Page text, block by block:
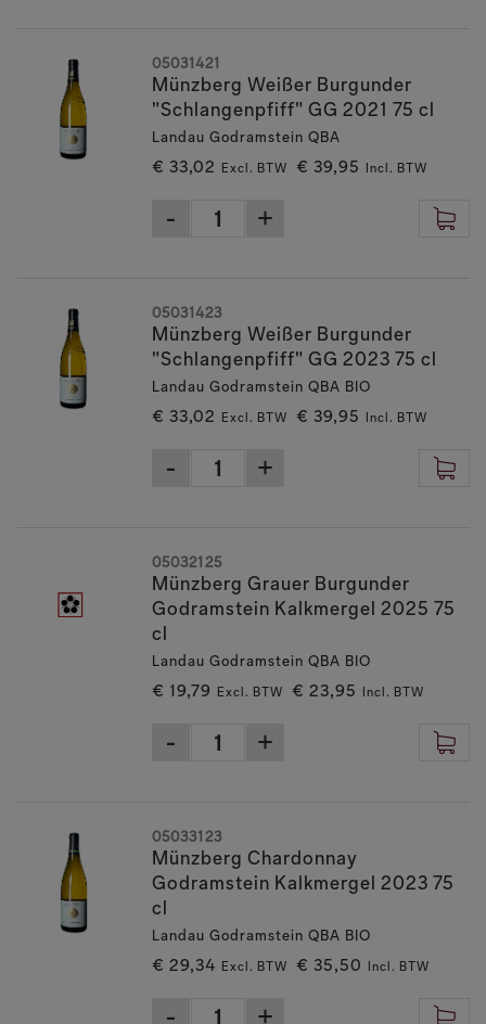
Münzberg Weißer Burgunder
"Schlangenpfiff" GG 2021 75 cl
Landau Godramstein QBA
€ 33,02 Excl. BTW € 39,95 Incl. BTW
05031421
Münzberg Weißer Burgunder
"Schlangenpfiff" GG 2023 75 cl
Landau Godramstein QBA BIO
€ 33,02 Excl. BTW € 39,95 Incl. BTW
05031423
Münzberg Grauer Burgunder
Godramstein Kalkmergel 2025 75
cl
Landau Godramstein QBA BIO
€ 19,79 Excl. BTW € 23,95 Incl. BTW
05032125
Münzberg Chardonnay
Godramstein Kalkmergel 2023 75
cl
Landau Godramstein QBA BIO
€ 29,34 Excl. BTW € 35,50 Incl. BTW
05033123